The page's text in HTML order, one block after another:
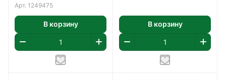
Арт. 1249475
В корзину В корзину